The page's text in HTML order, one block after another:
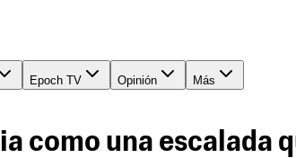
Epoch TV Opinión
Más
como una escalada